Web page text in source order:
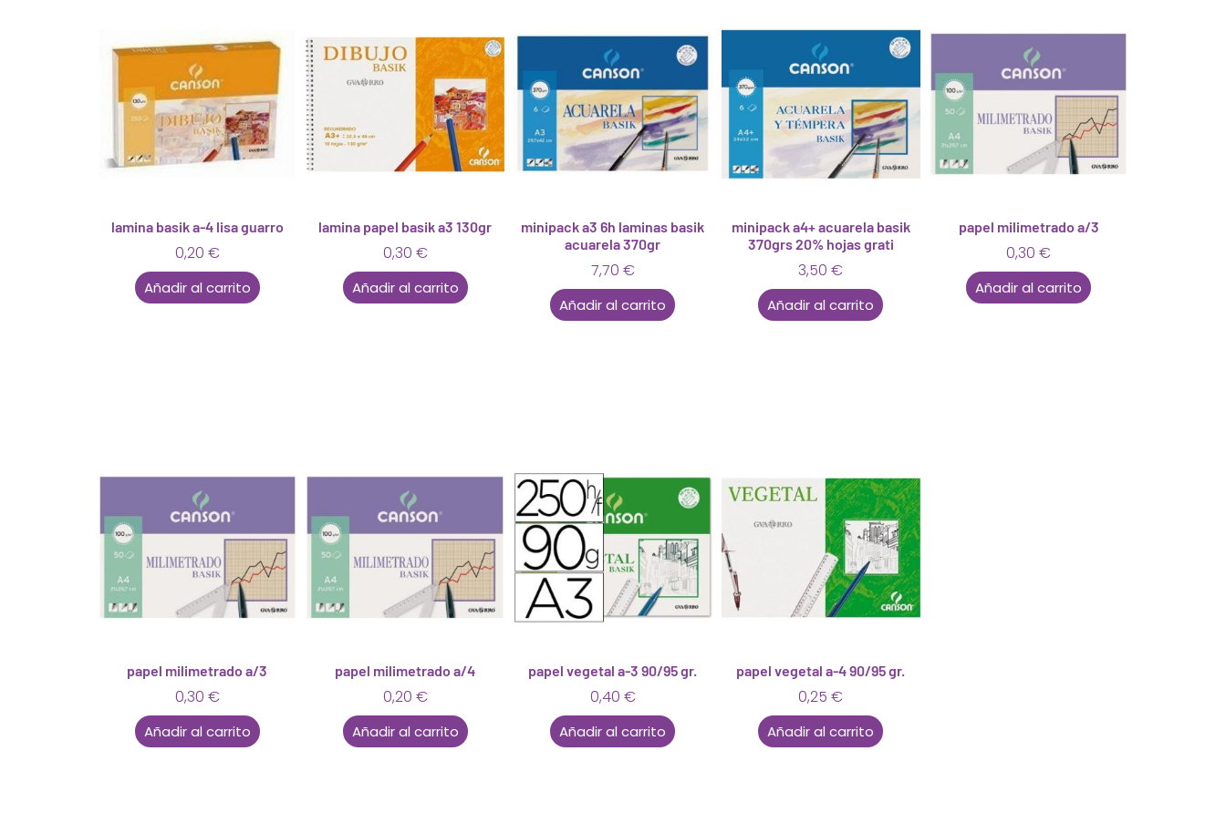
lamina basik a-4 lisa guarro
0,20 €
Añadir al carrito
lamina papel basik a3 130gr
0,30 €
Añadir al carrito
minipack a3 6h laminas basik
acuarela 370gr
7,70 €
Añadir al carrito
minipack a4+ acuarela basik
370grs 20% hojas grati
3,50€
Añadir al carrito
papel milimetrado a/3
0,30€
Añadir al carrito
papel milimetrado a/3
0,30 €
Añadir al carrito
papel milimetrado a/4
0,20 €
Añadir al carrito
papel vegetal a-3 90/95 gr.
0,40 €
Añadir al carrito
papel vegetal a-4 90/95 gr.
0,25€
Añadir al carrito